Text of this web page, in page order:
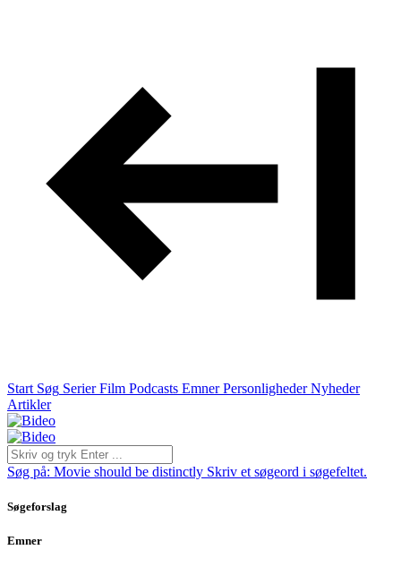
Start Søg Serier Film Podcasts Emner Personligheder Nyheder
Artikler
Søg på: Movie should be distinctly Skriv et søgeord i søgefeltet.
Søgeforslag
Emner